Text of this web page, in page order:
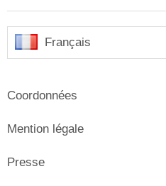
Français
Coordonnées
Mention légale
Presse